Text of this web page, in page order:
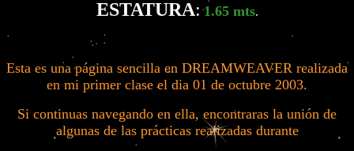
ESTATURA: 1.65 mts.
Esta es una página sencilla en DREAMWEAVER realizada
en mi primer clase el dia 01 de octubre 2003.
Si continuas navegando en ella, encontraras la unión de
algunas de las prácticas realizadas durante